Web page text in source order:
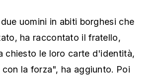
uomini in abiti borghesi che
ha raccontato il fratello,
chiesto le loro carte d'identità,
la forza", ha aggiunto. Poi